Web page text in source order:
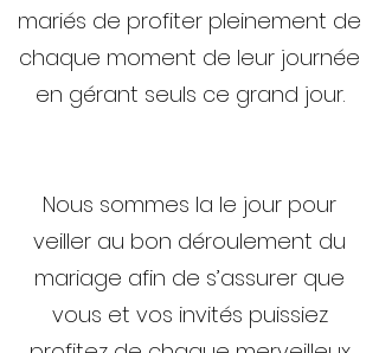
mariés de profiter pleinement de
chaque moment de leur journée
en gérant seuls ce grand jour.
Nous sommes la le jour pour
veiller au bon déroulement du
mariage afin de s’assurer que
vous et vos invités puissiez